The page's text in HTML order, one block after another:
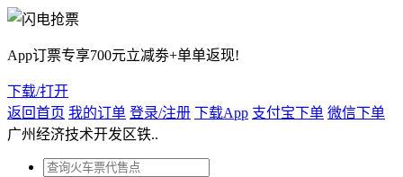
App订票专享700元立减劵+单单返现!
下载/打开
返回首页 我的订单 登录/注册 下载App 支付宝下单 微信下单
广州经济技术开发区铁..